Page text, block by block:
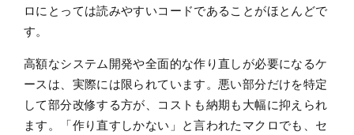
ロにとっては読みやすいコードであることがほとんどで
す。
高額なシステム開発や全面的な作り直しが必要になるケ
ースは、実際には限られています。悪い部分だけを特定
して部分改修する方が、コストも納期も大幅に抑えられ
ます。「作り直すしかない」と言われたマクロでも、セ